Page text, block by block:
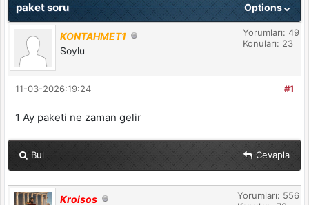
Options
paket soru
KONTAHMET1
Soylu
Yorumları: 49
Konuları: 23
#1
11-03-2026:19:24
1 Ay paketi ne zaman gelir
Bul Cevapla
Kroisos
Yorumları: 556